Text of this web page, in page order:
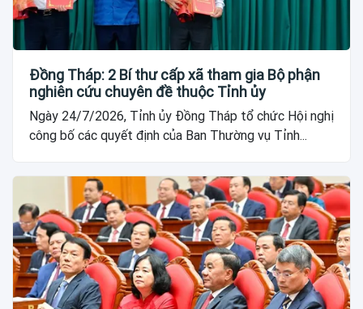
Đồng Tháp: 2 Bí thư cấp xã tham gia Bộ phận
nghiên cứu chuyên đề thuộc Tỉnh ủy
Ngày 24/7/2026, Tỉnh ủy Đồng Tháp tổ chức Hội nghị
công bố các quyết định của Ban Thường vụ Tỉnh...